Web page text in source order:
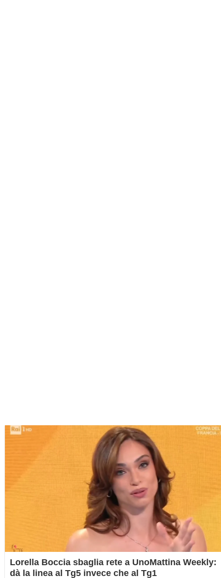
Lorella Boccia sbaglia rete a UnoMattina Weekly:
dà la linea al Tg5 invece che al Tg1